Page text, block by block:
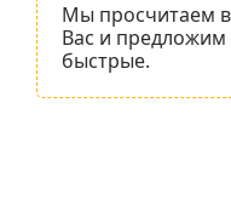
Мы просчитаем
Вас и
быстрые.